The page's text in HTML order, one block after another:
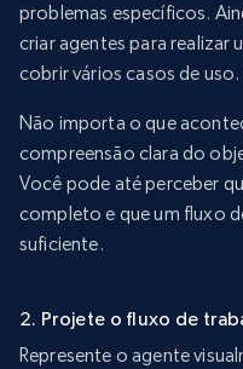
problemas específicos.
criar agentes para realizar
cobrir vários casos de uso.
Não importa o que
compreensão clara do
Você pode até perceber
completo e que um fluxo
suficiente.
2. Projete o fluxo de
Represente o agente